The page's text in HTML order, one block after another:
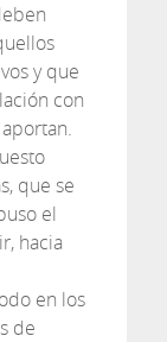
y que
con
que se
el
hacia
en los
de